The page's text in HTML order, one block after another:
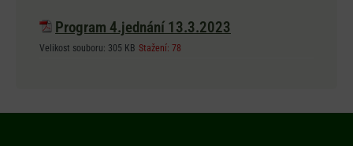
Program 4.jednání 13.3.2023
Velikost souboru: 305 KB Stažení: 78